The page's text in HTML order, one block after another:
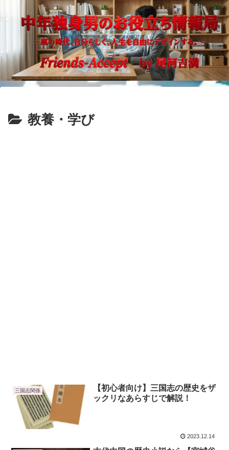
教養・学び
三国志関係
【初心者向け】三国志の歴史をザ
ックリなあらすじで解説！
2023.12.14